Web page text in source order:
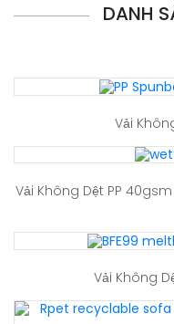
DANH
Vải
Vải Không Dệt PP
Vải Không